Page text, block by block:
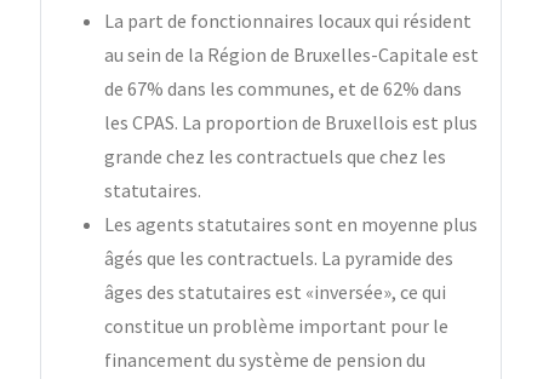
La part de fonctionnaires locaux qui résident
au sein de la Région de Bruxelles-Capitale est
de 67% dans les communes, et de 62% dans
les CPAS. La proportion de Bruxellois est plus
grande chez les contractuels que chez les
statutaires.
Les agents statutaires sont en moyenne plus
âgés que les contractuels. La pyramide des
âges des statutaires est «inversée», ce qui
constitue un problème important pour le
financement du système de pension du